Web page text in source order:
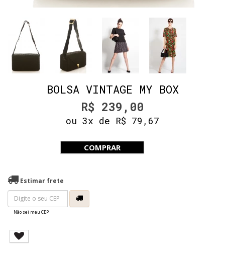
BOLSA VINTAGE MY BOX
R$ 239,00
ou 3x de R$ 79,67
COMPRAR
Estimar frete
Não sei meu CEP